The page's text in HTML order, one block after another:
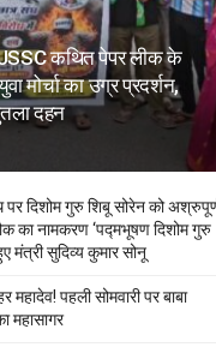
कथित पेपर लीक के
मोर्चा का उग्र प्रदर्शन,
दहन
दिशोम गुरु शिबू सोरेन को
का नामकरण ‘पद्मभूषण दिशोम गुरु
मंत्री सुदिव्य कुमार सोनू
पहली सोमवारी पर बाबा
महासागर